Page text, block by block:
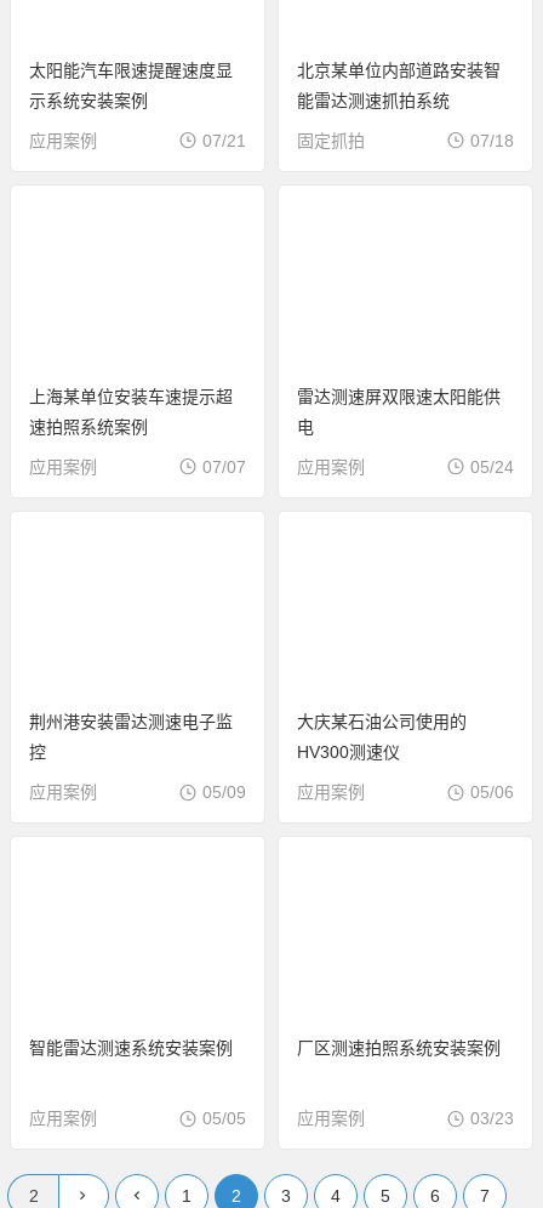
太阳能汽车限速提醒速度显
示系统安装案例
应用案例 07/21
北京某单位内部道路安装智
能雷达测速抓拍系统
固定抓拍 07/18
上海某单位安装车速提示超
速拍照系统案例
应用案例 07/07
雷达测速屏双限速太阳能供
电
应用案例 05/24
荆州港安装雷达测速电子监
控
应用案例 05/09
大庆某石油公司使用的
HV300测速仪
应用案例 05/06
智能雷达测速系统安装案例
应用案例 05/05
厂区测速拍照系统安装案例
应用案例 03/23
1 2 3 4 5 6 7